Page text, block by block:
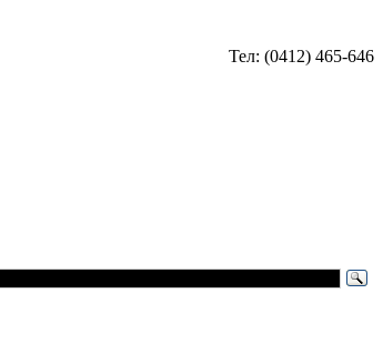
Тел: (0412) 465-646